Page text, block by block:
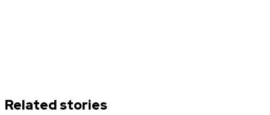
Related stories